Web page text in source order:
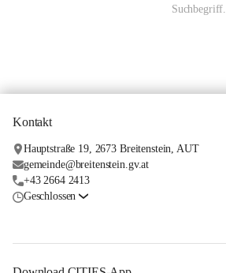
Suchbegriff.
Kontakt
Hauptstraße 19, 2673 Breitenstein, AUT
gemeinde@breitenstein.gv.at
+43 2664 2413
Geschlossen